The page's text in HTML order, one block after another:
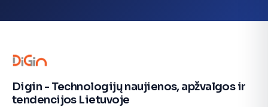
Digin - Technologijų naujienos, apžvalgos ir
tendencijos Lietuvoje